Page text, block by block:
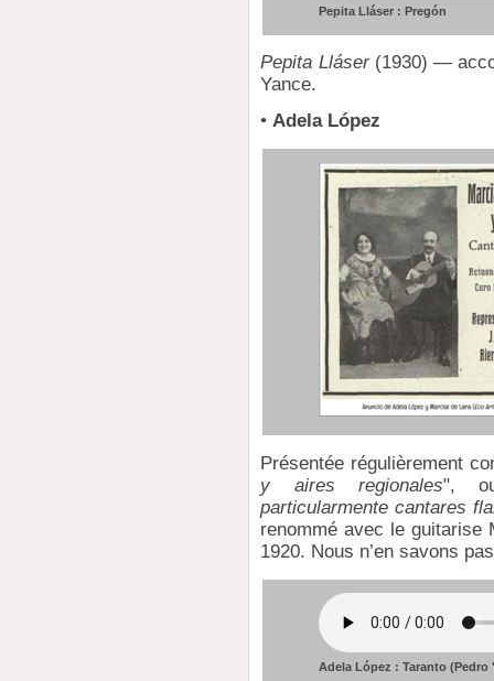
Pepita Lláser : Pregón
Pepita Lláser(1930) —
Yance.
•Adela López
Présentée régulièrement
y aires regionales",
particularmente cantares
renommé avec le guitarise
1920. Nous n’en savons
Adela López : Taranto (Pedro